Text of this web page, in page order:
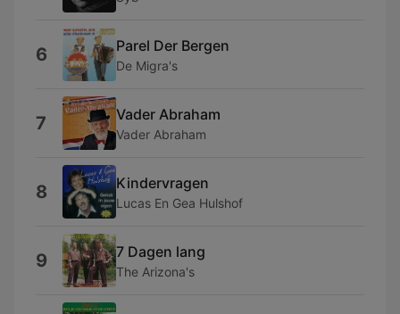
6 Parel Der Bergen
De Migra's
7 Vader Abraham
Vader Abraham
8 Kindervragen
Lucas En Gea Hulshof
9 7 Dagen lang
The Arizona's